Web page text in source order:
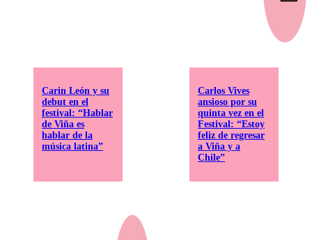
Carin León y su
debut en el
festival: “Hablar
de Viña es
hablar de la
música latina”
Carlos Vives
ansioso por su
quinta vez en el
Festival: “Estoy
feliz de regresar
a Viña y a
Chile”